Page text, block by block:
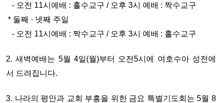
- 오전 11시예배 : 홀수교구 / 오후 3시 예배 : 짝수교구
* 둘째 · 넷째 주일
- 오전 11시예배 : 짝수교구 / 오후 3시 예배 : 홀수교구
2. 새벽예배 는 5월 4일(월)부터 오전5시에 여호수아 성전에
서 드려집니다.
3. 나라의 평안과 교회 부흥을 위한 금요 특별기도회 는 5월 8